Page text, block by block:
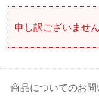
申し訳ございませ
商品についてのお